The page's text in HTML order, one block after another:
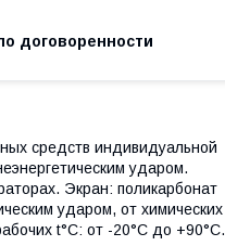
договоренности
средств индивидуальной
ударом.
Экран: поликарбонат
ударом, от химических
t°C: от -20°C до +90°C.